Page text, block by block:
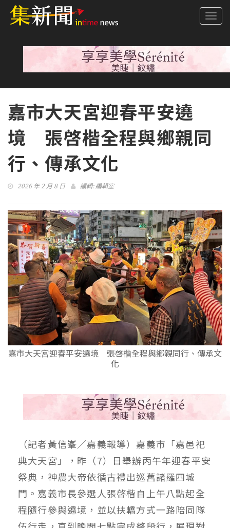
嘉市大天宮迎春平安遶
境 張啓楷全程與鄉親同
行、傳承文化
2026 年 2 月 8 日 編輯:編輯室
嘉市大天宮迎春平安遶境 張啓楷全程與鄉親同行、傳承文
化
（記者黃信峯／嘉義報導）嘉義市「嘉邑祀
典大天宮」，昨（7）日舉辦丙午年迎春平安
祭典，神農大帝依循古禮出巡舊諸羅四城
門。嘉義市長參選人張啓楷自上午八點起全
程隨行參與遶境，並以扶轎方式一路陪同隊